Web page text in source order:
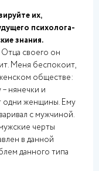
их,
психолога-
знания.
своего он
Меня беспокоит,
обществе:
нянечки и
одни женщины. Ему
с мужчиной.
черты
в данной
данного типа